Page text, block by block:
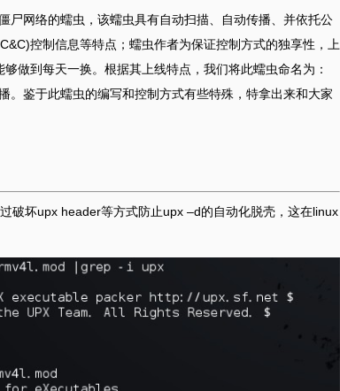
尸网络的蠕虫，该蠕虫具有自动扫描、自动传播、并依托公
控制信息等特点；蠕虫作者为保证控制方式的独享性，上
做到每天一换。根据其上线特点，我们将此蠕虫命名为：
。鉴于此蠕虫的编写和控制方式有些特殊，特拿出来和大家
破坏upx header等方式防止upx –d的自动化脱壳，这在linux